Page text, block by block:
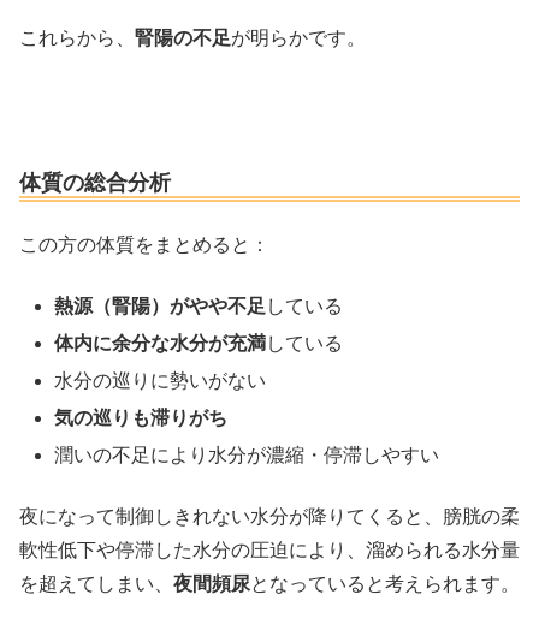
これらから、 腎陽の不足が明らかです。
体質の総合分析
この方の体質をまとめると：
熱源（腎陽）がやや不足 している
体内に余分な水分が充満している
水分の巡りに勢いがない
気の巡りも滞りがち
潤いの不足により水分が濃縮・停滞しやすい
夜になって制御しきれない水分が降りてくると、膀胱の柔
軟性低下や停滞した水分の圧迫により、溜められる水分量
を超えてしまい、 夜間頻尿となっていると考えられます。